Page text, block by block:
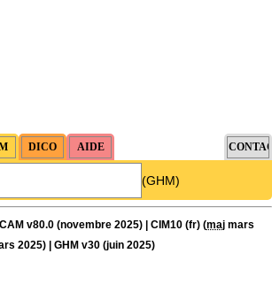
(GHM)
v80.0 (novembre 2025) | CIM10 (fr) (maj mars
2025) | GHM v30 (juin 2025)